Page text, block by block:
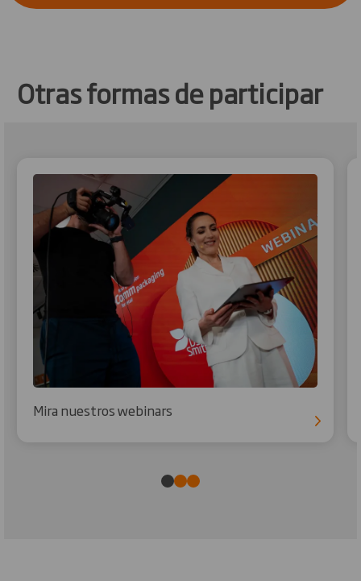
Otras formas de participar
Mira nuestros webinars